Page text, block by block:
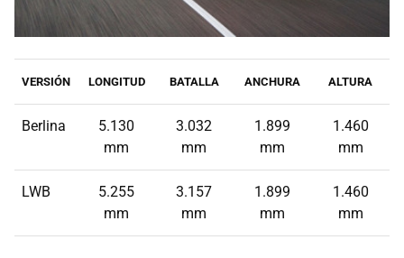
VERSIÓN LONGITUD BATALLA ANCHURA ALTURA
Berlina
5.130
mm
3.032
mm
1.899
mm
1.460
mm
LWB
5.255
mm
3.157
mm
1.899
mm
1.460
mm